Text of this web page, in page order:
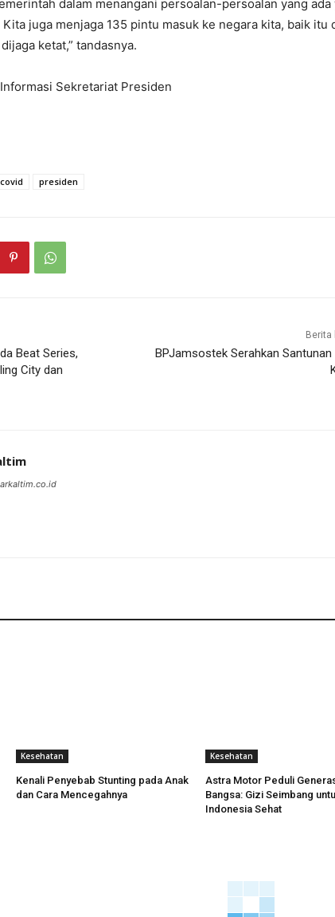
dalam menangani persoalan-persoalan yang ada
juga menjaga 135 pintu masuk ke negara kita, baik itu
ketat,” tandasnya.
Sekretariat Presiden
presiden
Beat Series,
City dan
Berita
BPJamsostek Serahkan Santunan
Kesehatan
Kenali Penyebab Stunting pada Anak
dan Cara Mencegahnya
Kesehatan
Astra Motor Peduli
Bangsa: Gizi Seimbang
Indonesia Sehat